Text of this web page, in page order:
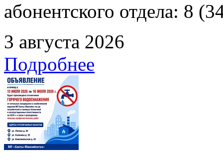
абонентского отдела: 8
3 августа 2026
Подробнее